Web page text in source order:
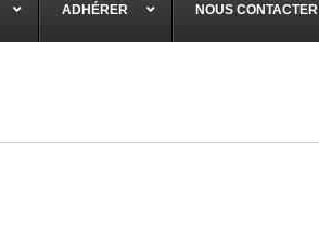
ADHÉRER NOUS CONTACTER